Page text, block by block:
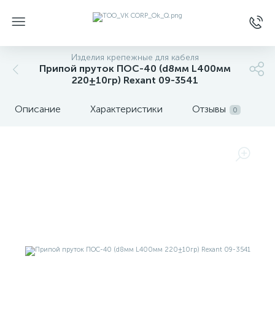
Изделия крепежные для кабеля
Припой пруток ПОС-40 (d8мм L400мм
220±10гр) Rexant 09-3541
Описание Характеристики Отзывы 0